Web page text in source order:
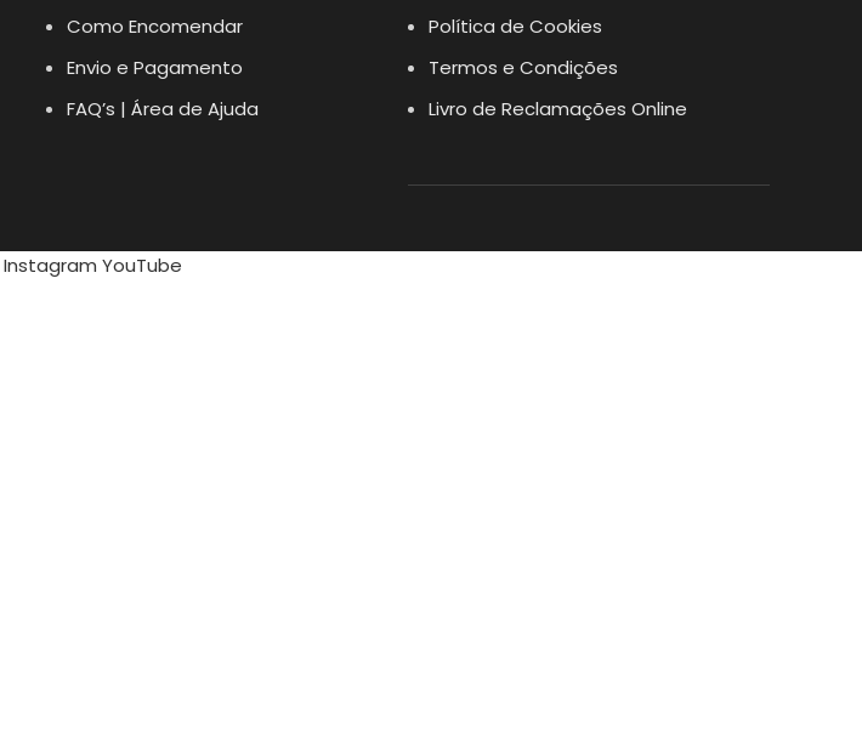
Como Encomendar
Envio e Pagamento
FAQ’s | Área de Ajuda
Política de Cookies
Termos e Condições
Livro de Reclamações Online
Instagram YouTube